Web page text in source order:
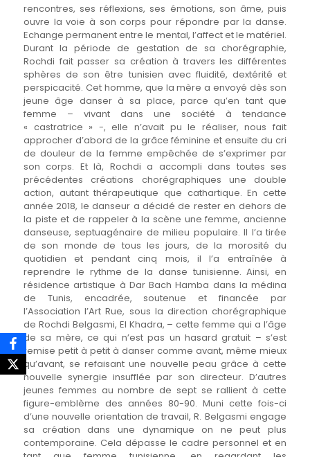
rencontres, ses réflexions, ses émotions, son âme, puis
ouvre la voie à son corps pour répondre par la danse.
Echange permanent entre le mental, l’affect et le matériel.
Durant la période de gestation de sa chorégraphie,
Rochdi fait passer sa création à travers les différentes
sphères de son être tunisien avec fluidité, dextérité et
perspicacité. Cet homme, que la mère a envoyé dès son
jeune âge danser à sa place, parce qu’en tant que
femme – vivant dans une société à tendance
« castratrice » -, elle n’avait pu le réaliser, nous fait
approcher d’abord de la grâce féminine et ensuite du cri
de douleur de la femme empêchée de s’exprimer par
son corps. Et là, Rochdi a accompli dans toutes ses
précédentes créations chorégraphiques une double
action, autant thérapeutique que cathartique. En cette
année 2018, le danseur a décidé de rester en dehors de
la piste et de rappeler à la scène une femme, ancienne
danseuse, septuagénaire de milieu populaire. Il l’a tirée
de son monde de tous les jours, de la morosité du
quotidien et pendant cinq mois, il l’a entraînée à
reprendre le rythme de la danse tunisienne. Ainsi, en
résidence artistique à Dar Bach Hamba dans la médina
de Tunis, encadrée, soutenue et financée par
l’Association l’Art Rue, sous la direction chorégraphique
de Rochdi Belgasmi, El Khadra, – cette femme qui a l’âge
de sa mère, ce qui n’est pas un hasard gratuit – s’est
remise petit à petit à danser comme avant, même mieux
qu’avant, se refaisant une nouvelle peau grâce à cette
nouvelle synergie insufflée par son directeur. D’autres
jeunes femmes au nombre de sept se rallient à cette
figure-emblème des années 80-90. Muni cette fois-ci
d’une nouvelle orientation de travail, R. Belgasmi engage
sa création dans une dynamique on ne peut plus
contemporaine. Cela dépasse le cadre personnel et en